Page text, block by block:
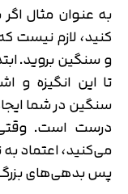
به عنوان مثال
کنید، لازم نیست
و سنگین بروید.
تا این انگیزه و
سنگین در شما
درست است.
می‌کنید، اعتماد
پس بدهی‌های